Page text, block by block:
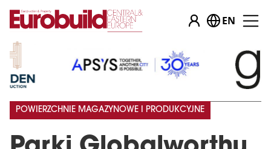
EN
POWIERZCHNIE MAGAZYNOWE I PRODUKCYJNE